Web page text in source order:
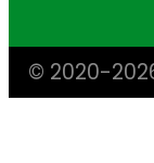
© 2020-